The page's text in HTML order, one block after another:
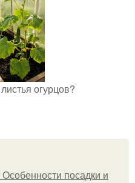
огурцов?
посадки и